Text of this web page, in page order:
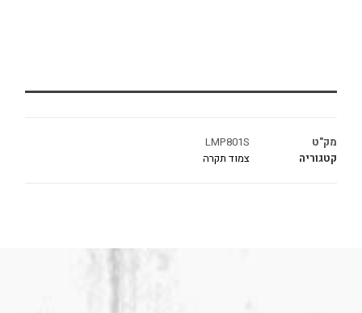
מק"ט
LMP801S
קטגוריה
צמוד תקרה